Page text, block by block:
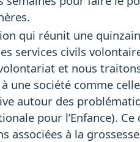
qui réunit une
services civils
et nous
une société comme
autour des
pour l’Enfance).
à la